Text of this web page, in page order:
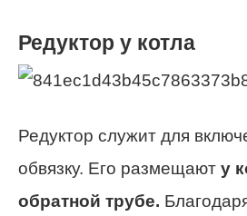
Редуктор у котла
Редуктор служит для
обвязку. Его размещают у
обратной трубе.